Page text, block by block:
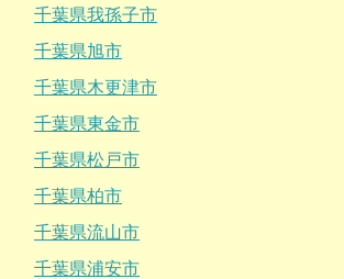
千葉県我孫子市
千葉県旭市
千葉県木更津市
千葉県東金市
千葉県松戸市
千葉県柏市
千葉県流山市
千葉県浦安市